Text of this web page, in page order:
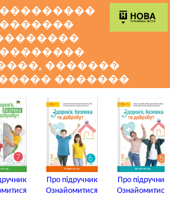
�������
�������
�������
Про підручник
Ознайомитися
Про підручник
Ознайомитися